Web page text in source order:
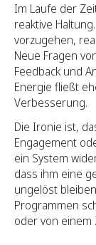
Im Laufe der
reaktive
vorzugehen,
Neue Fragen
Feedback und
Energie fließt
Verbesserung.
Die Ironie ist,
Engagement
ein System
dass ihm eine
ungelöst
Programmen
oder von einem